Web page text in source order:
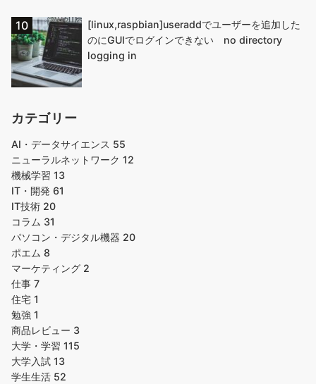
[linux,raspbian]useraddでユーザーを追加した
のにGUIでログインできない no directory
logging in
カテゴリー
AI・データサイエンス 55
ニューラルネットワーク 12
機械学習 13
IT・開発 61
IT技術 20
コラム 31
パソコン・デジタル機器 20
ポエム 8
マーケティング 2
仕事 7
住宅 1
勉強 1
商品レビュー 3
大学・学習 115
大学入試 13
学生生活 52